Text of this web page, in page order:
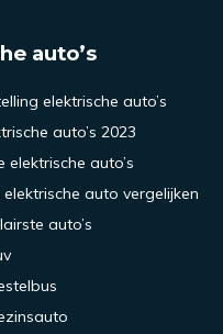
auto’s
elektrische auto’s
auto’s 2023
auto’s
auto vergelijken
auto’s